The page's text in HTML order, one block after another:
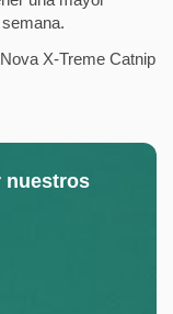
X-Treme Catnip
nuestros